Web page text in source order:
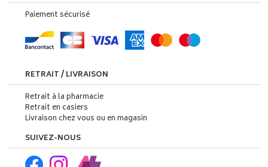
Paiement sécurisé
RETRAIT / LIVRAISON
Retrait à la pharmacie
Retrait en casiers
Livraison chez vous ou en magasin
SUIVEZ-NOUS